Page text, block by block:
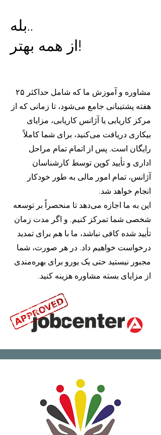
بله..
از همه بهتر!
مشاوره و آموزش ما که شامل حداکثر ۲۵
هفته پشتیبانی جامع می‌شود، تا زمانی که از
مرکز کاریابی یا آژانس کاریابی، مزایای
بیکاری دریافت می‌کنید، برای شما کاملاً
رایگان است. پس از اتمام تمام مراحل
اداری و تأیید کوپن توسط کارشناسان
آژانس، تمام امور مالی به طور خودکار
انجام خواهد شد.
این به ما اجازه می‌دهد تا منحصراً بر توسعه
شخصی شما تمرکز کنیم. و اگر مدت زمان
تأیید شده کافی نباشد، ما با هم برای تمدید
درخواست خواهیم داد. در هر صورت، شما
مجبور نیستید حتی یک یورو برای بهره‌مندی
از مزایای بسته مشاوره هزینه کنید.